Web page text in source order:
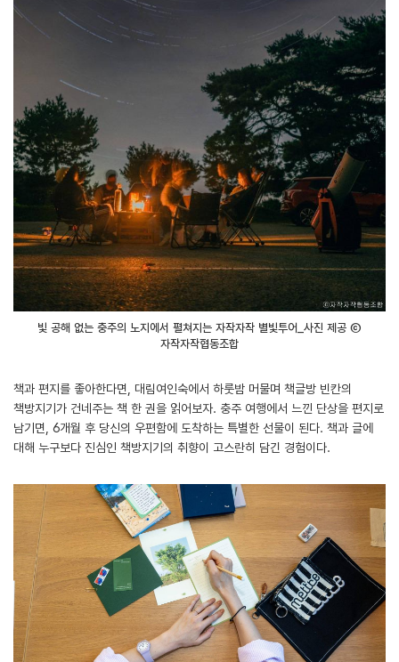
빛 공해 없는 충주의 노지에서 펼쳐지는 자작자작 별빛투어_사진 제공 ⓒ
자작자작협동조합
책과 편지를 좋아한다면, 대림여인숙에서 하룻밤 머물며 책글방 빈칸의
책방지기가 건네주는 책 한 권을 읽어보자. 충주 여행에서 느낀 단상을 편지로
남기면, 6개월 후 당신의 우편함에 도착하는 특별한 선물이 된다. 책과 글에
대해 누구보다 진심인 책방지기의 취향이 고스란히 담긴 경험이다.